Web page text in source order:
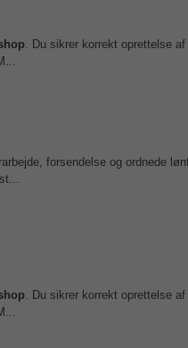
. Du sikrer korrekt oprettelse
forsendelse og ordnede
. Du sikrer korrekt oprettelse